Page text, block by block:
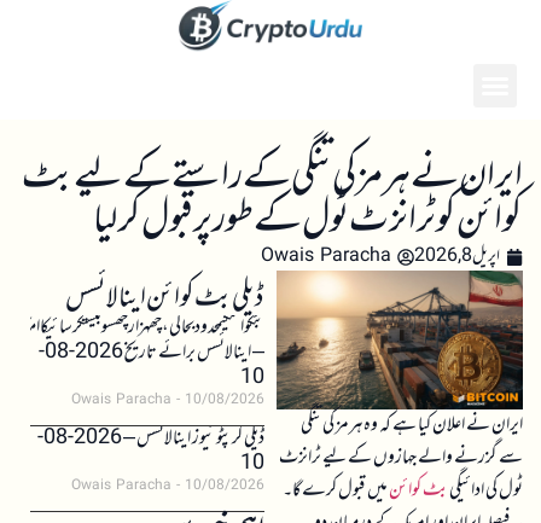
ایران نے ہرمز کی تنگی کے راستے کے لیے بٹ
کوائن کو ٹرانزٹ ٹول کے طور پر قبول کر لیا
اپریل 8, 2026 Owais Paracha
ایران نے اعلان کیا ہے کہ وہ ہرمز کی تنگی
سے گزرنے والے جہازوں کے لیے ٹرانزٹ
ٹول کی ادائیگیبٹ کوائنمیں قبول کرے گا۔
ڈیلی بٹ کوائن اینالائسس
بٹکوائنکیمحدودبحالی،چھہزارچھسوبیستکرسائیکاامکان
– اینالائسس برائے تاریخ 2026-08-
10
Owais Paracha 10/08/2026
ڈیلی کرپٹو نیوز اینالائسس – 2026-08-
10
Owais Paracha 10/08/2026